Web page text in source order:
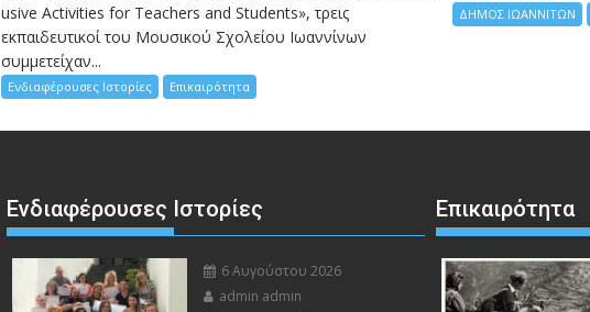
usive Activities for Teachers and Students», τρεις
εκπαιδευτικοί του Μουσικού Σχολείου Ιωαννίνων
συμμετείχαν...
Ενδιαφέρουσες Ιστορίες Επικαιρότητα
ΔΗΜΟΣ ΙΩΑΝΝΙΤΩΝ
Ενδιαφέρουσες Ιστορίες
6 Αυγούστου 2026
admin admin
Επικαιρότητα